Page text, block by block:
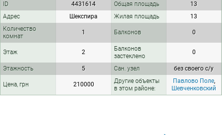
ID 4431614 Общая площадь
13
Адрес
Шекспира Жилая площадь
13
Количество
комнат
1 Балконов 0
Этаж 2
Балконов
застеклено
0
Этажность 5 Сан. узел без своего с/у
Цена, грн 210000
Другие объекты
в этом районе:
Павлово Поле,
Шевченковский